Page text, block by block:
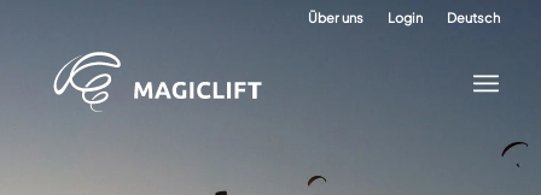
Über uns Login Deutsch